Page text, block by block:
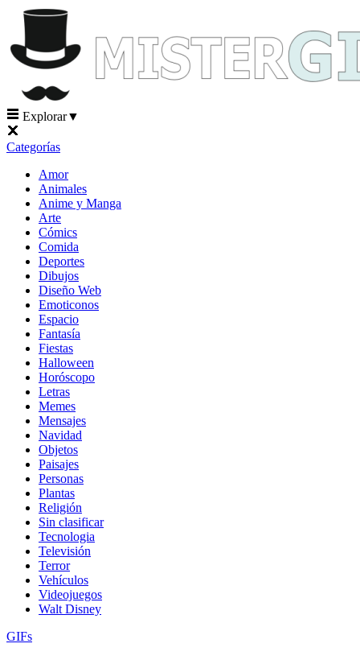
Explorar▼
Categorías
Amor
Animales
Anime y Manga
Arte
Cómics
Comida
Deportes
Dibujos
Diseño Web
Emoticonos
Espacio
Fantasía
Fiestas
Halloween
Horóscopo
Letras
Memes
Mensajes
Navidad
Objetos
Paisajes
Personas
Plantas
Religión
Sin clasificar
Tecnologia
Televisión
Terror
Vehículos
Videojuegos
Walt Disney
GIFs